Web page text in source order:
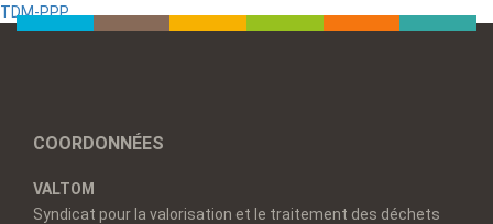
TDM-PPP
COORDONNÉES
VALTOM
Syndicat pour la valorisation et le traitement des déchets